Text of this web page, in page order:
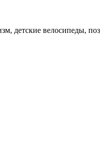
детские велосипеды,